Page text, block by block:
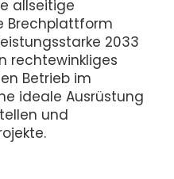
allseitige
Brechplattform
2033
rechtewinkliges
Betrieb im
ideale Ausrüstung
und